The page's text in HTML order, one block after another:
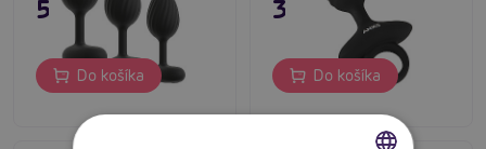
51,80 €
Do košíka
31,80 €
Do košíka